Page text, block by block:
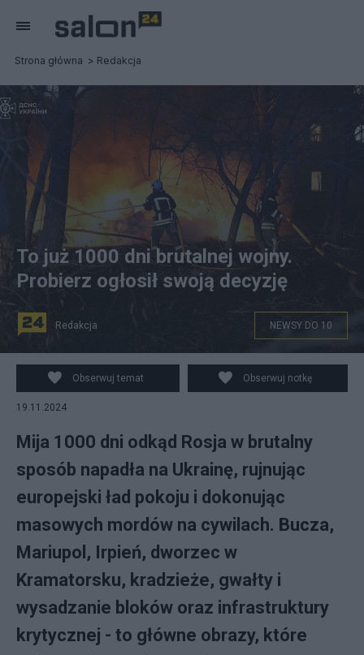
Strona główna Redakcja
To już 1000 dni brutalnej wojny.
Probierz ogłosił swoją decyzję
Redakcja NEWSY DO 10
Obserwuj temat Obserwuj notkę
19.11.2024
Mija 1000 dni odkąd Rosja w brutalny
sposób napadła na Ukrainę, rujnując
europejski ład pokoju i dokonując
masowych mordów na cywilach. Bucza,
Mariupol, Irpień, dworzec w
Kramatorsku, kradzieże, gwałty i
wysadzanie bloków oraz infrastruktury
krytycznej - to główne obrazy, które